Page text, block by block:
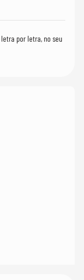
por letra, no seu